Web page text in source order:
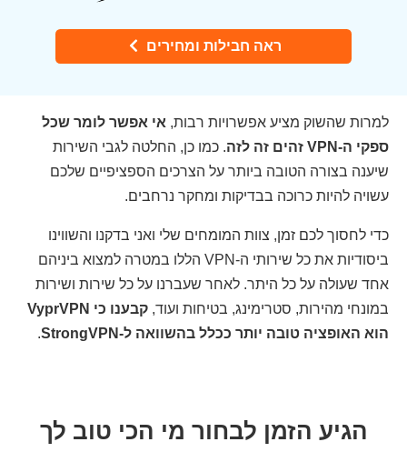
ראה חבילות ומחירים
למרות שהשוק מציע אפשרויות רבות, אי אפשר לומר שכל
ספקי ה-VPN זהים זה לזה
. כמו כן, החלטה לגבי השירות
שיענה בצורה הטובה ביותר על הצרכים הספציפיים שלכם
עשויה להיות כרוכה בבדיקות ומחקר נרחבים.
כדי לחסוך לכם זמן, צוות המומחים שלי ואני בדקנו והשווינו
ביסודיות את כל שירותי ה-VPN הללו במטרה למצוא ביניהם
אחד שעולה על כל היתר. לאחר שעברנו על כל שירות ושירות
במונחי מהירות, סטרימינג, בטיחות ועוד,
קבענו כי VyprVPN
הוא האופציה טובה יותר ככלל בהשוואה ל-StrongVPN
.
הגיע הזמן לבחור מי הכי טוב לך